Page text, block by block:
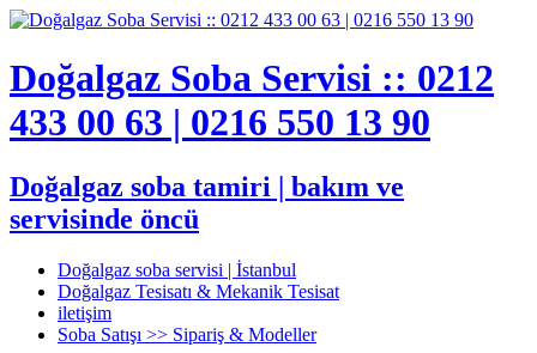
Doğalgaz Soba Servisi :: 0212
433 00 63 | 0216 550 13 90
Doğalgaz soba tamiri | bakım ve
servisinde öncü
Doğalgaz soba servisi | İstanbul
Doğalgaz Tesisatı & Mekanik Tesisat
iletişim
Soba Satışı >> Sipariş & Modeller